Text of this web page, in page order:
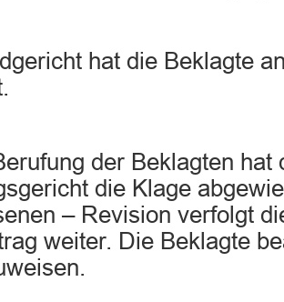
hat die Beklagte
der Beklagten hat
die Klage
– Revision verfolgt
weiter. Die Beklagte